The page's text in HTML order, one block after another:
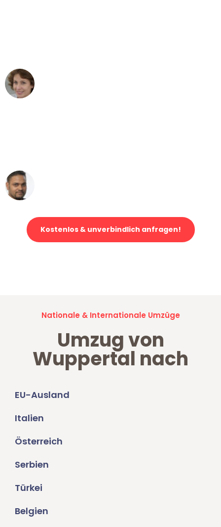
Kostenlos & unverbindlich anfragen!
Nationale & Internationale Umzüge
Umzug von
Wuppertal nach
EU-Ausland
Italien
Österreich
Serbien
Türkei
Belgien